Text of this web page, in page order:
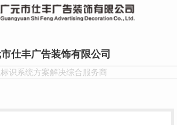
仕丰广告装饰有限公司
识系统方案解决综合服务商